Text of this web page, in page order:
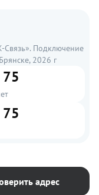
Подключение
2026 г
адрес